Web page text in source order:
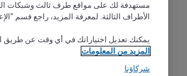
مستهدفة لك على مواقع طرف ثالث وشبكات
الأطراف الثالثة. لمعرفة المزيد، راجع قسم
يمكنك تعديل اختياراتك في أي وقت عن طريق
المزيد من المعلومات
شركاؤنا